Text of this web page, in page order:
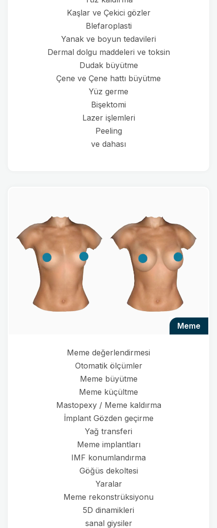
Kaşlar ve Çekici gözler
Blefaroplasti
Yanak ve boyun tedavileri
Dermal dolgu maddeleri ve toksin
Dudak büyütme
Çene ve Çene hattı büyütme
Yüz germe
Bişektomi
Lazer işlemleri
Peeling
ve dahası
meme
Meme değerlendirmesi
Otomatik ölçümler
Meme büyütme
Meme küçültme
Mastopexy / Meme kaldırma
İmplant Gözden geçirme
Yağ transferi
Meme implantları
IMF konumlandırma
Göğüs dekoltesi
Yaralar
Meme rekonstrüksiyonu
5D dinamikleri
sanal giysiler